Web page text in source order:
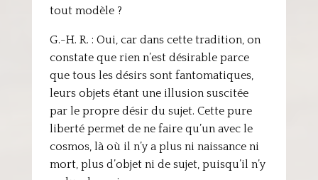
tout modèle ?
G.-H. R. : Oui, car dans cette tradition, on
constate que rien n’est désirable parce
que tous les désirs sont fantomatiques,
leurs objets étant une illusion suscitée
par le propre désir du sujet. Cette pure
liberté permet de ne faire qu’un avec le
cosmos, là où il n’y a plus ni naissance ni
mort, plus d’objet ni de sujet, puisqu’il n’y